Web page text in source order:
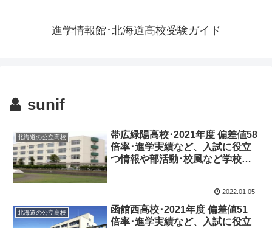
進学情報館･北海道高校受験ガイド
sunif
北海道の公立高校
帯広緑陽高校･2021年度 偏差値58
倍率･進学実績など、入試に役立
つ情報や部活動･校風など学校の
2022.01.05
北海道の公立高校
函館西高校･2021年度 偏差値51
倍率･進学実績など、入試に役立